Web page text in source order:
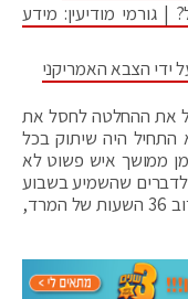
גורמי מודיעין: מידע
ידי הצבא האמריקני
את ההחלטה לחסל את
התחיל היה שיתוק בכל
ממושך איש פשוט לא
לדברים שהשמיע בשבוע
שעבר ביל ברנס, ראש ה-CIA, שאמר כי ברוב 36 השעות של המרד,